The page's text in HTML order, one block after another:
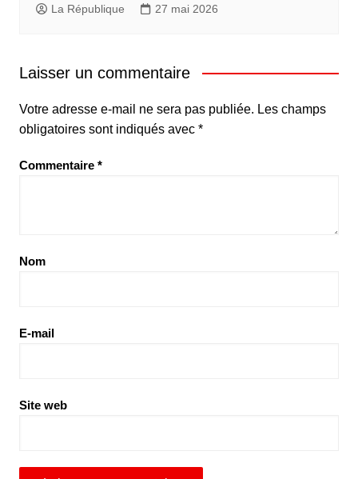
La République 27 mai 2026
Laisser un commentaire
Votre adresse e-mail ne sera pas publiée. Les champs
obligatoires sont indiqués avec *
Commentaire *
Nom
E-mail
Site web